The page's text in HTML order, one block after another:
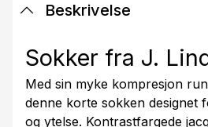
Beskrivelse
Sokker fra J.
Med sin myke kompresjon
denne korte sokken designet
og ytelse. Kontrastfargede